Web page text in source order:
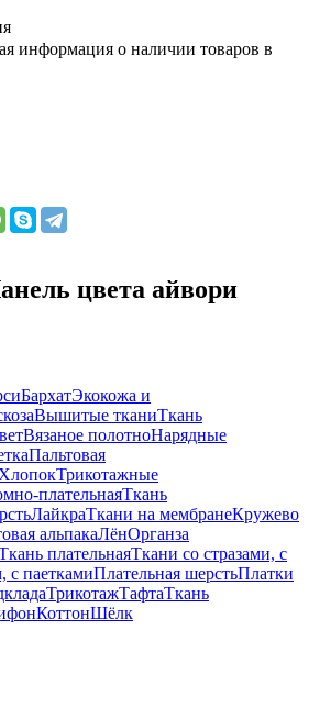
информация о наличии товаров в
цвета айвори
БархатЭкокожа и
Вышитые тканиТкань
Вязаное полотноНарядные
Пальтовая
ХлопокТрикотажные
плательнаяТкань
ЛайкраТкани на мембранеКружево
альпакаЛёнОрганза
плательнаяТкани со стразами, с
с паеткамиПлательная шерстьПлатки
ТрикотажТафтаТкань
КоттонШёлк